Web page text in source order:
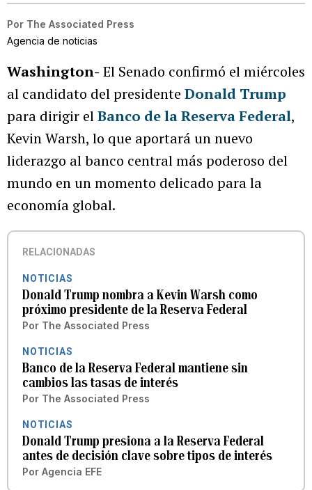
Por The Associated Press
Agencia de noticias
Washington- El Senado confirmó el miércoles
al candidato del presidente Donald Trump
para dirigir elBanco de la Reserva Federal,
Kevin Warsh, lo que aportará un nuevo
liderazgo al banco central más poderoso del
mundo en un momento delicado para la
economía global.
RELACIONADAS
NOTICIAS
Donald Trump nombra a Kevin Warsh como
próximo presidente de la Reserva Federal
Por The Associated Press
NOTICIAS
Banco de la Reserva Federal mantiene sin
cambios las tasas de interés
Por The Associated Press
NOTICIAS
Donald Trump presiona a la Reserva Federal
antes de decisión clave sobre tipos de interés
Por Agencia EFE